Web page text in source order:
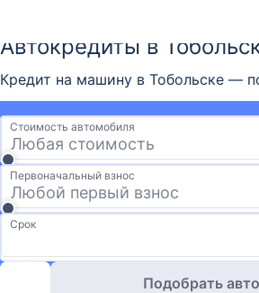
Автокредиты в
Кредит на машину в Тобольске —
Стоимость автомобиля
Первоначальный взнос
Срок
Подобрать